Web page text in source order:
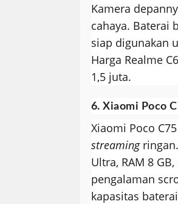
Kamera
cahaya. Baterai
siap digunakan
Harga Realme
1,5 juta.
6. Xiaomi Poco
Xiaomi Poco
streaming
Ultra, RAM 8
pengalaman
kapasitas